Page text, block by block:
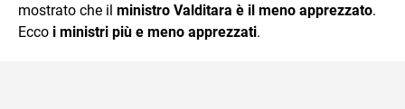
mostrato che il ministro Valditara è il meno apprezzato.
Ecco i ministri più e meno apprezzati.